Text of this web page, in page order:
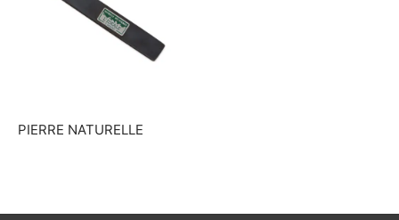
PIERRE NATURELLE